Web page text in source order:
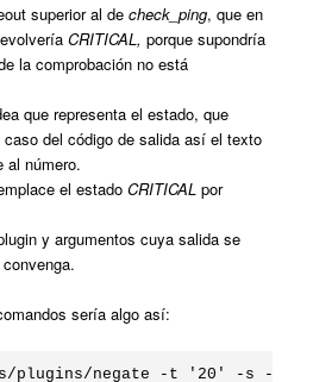
superior al de check_ping, que en
CRITICAL, porque supondría
la comprobación no está
que representa el estado, que
caso del código de salida así el texto
al número.
el estado CRITICALpor
y argumentos cuya salida se
sería algo así:
negate -t '20' -s -c